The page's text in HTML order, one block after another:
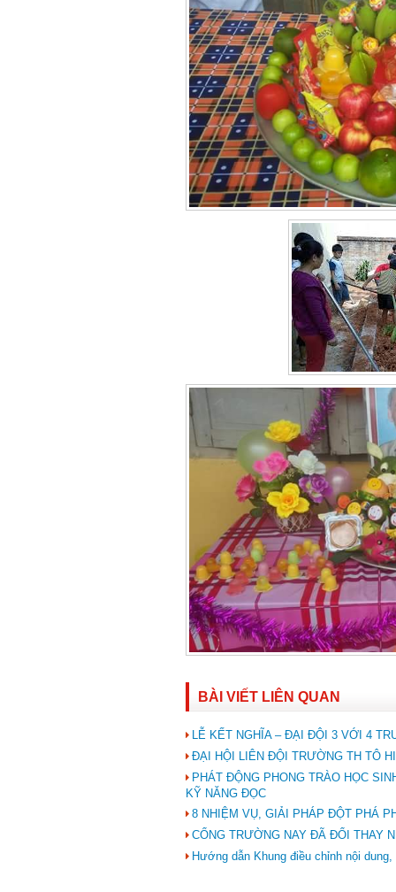
BÀI VIẾT LIÊN QUAN
LỄ KẾT NGHĨA – ĐẠI ĐỘI 3 VỚI 4
ĐẠI HỘI LIÊN ĐỘI TRƯỜNG TH TÔ
PHÁT ĐỘNG PHONG TRÀO HỌC
KỸ NĂNG ĐỌC
8 NHIỆM VỤ, GIẢI PHÁP ĐỘT PHÁ
CỔNG TRƯỜNG NAY ĐÃ ĐỔI THAY
Hướng dẫn Khung điều chỉnh nội